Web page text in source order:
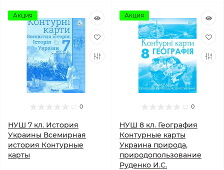
Акция
0
НУШ 7 кл. История
Украины Всемирная
история Контурные
карты
Акция
0
НУШ 8 кл. География
Контурные карты
Украина природа,
природопользование
Руденко И.С.